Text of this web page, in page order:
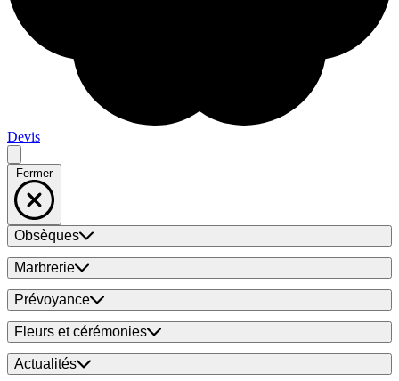
Devis
Fermer
Obsèques
Marbrerie
Prévoyance
Fleurs et cérémonies
Actualités